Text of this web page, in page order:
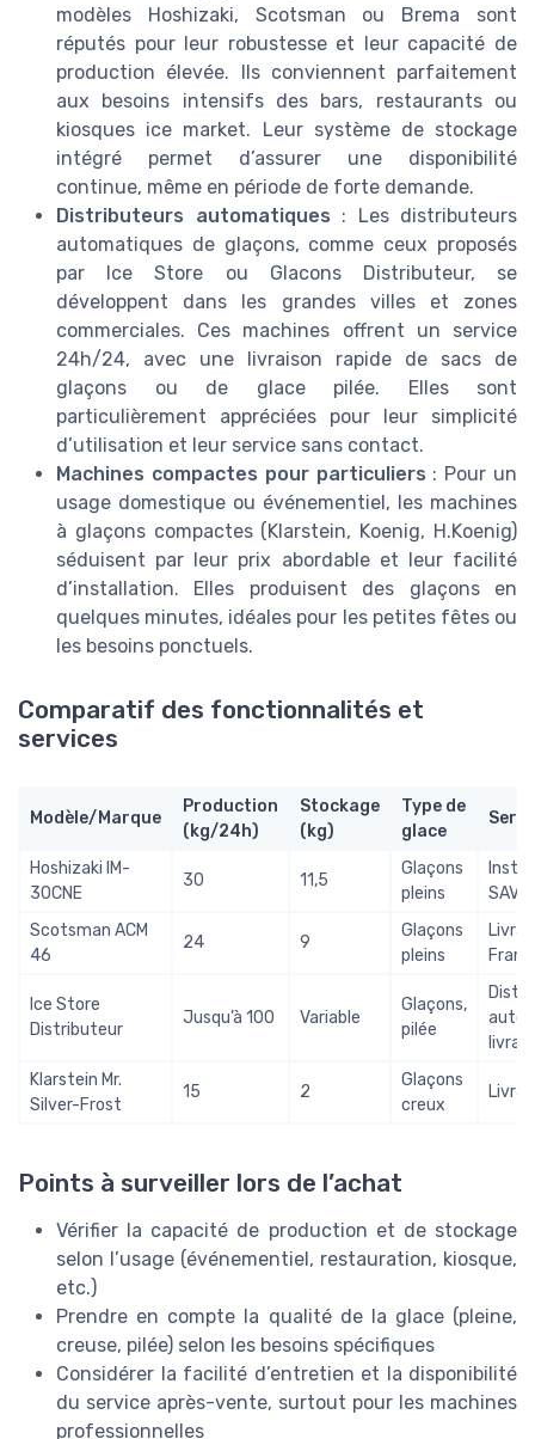
modèles Hoshizaki, Scotsman ou Brema sont
réputés pour leur robustesse et leur capacité de
production élevée. Ils conviennent parfaitement
aux besoins intensifs des bars, restaurants ou
kiosques ice market. Leur système de stockage
intégré permet d’assurer une disponibilité
continue, même en période de forte demande.
Distributeurs automatiques : Les distributeurs
automatiques de glaçons, comme ceux proposés
par Ice Store ou Glacons Distributeur, se
développent dans les grandes villes et zones
commerciales. Ces machines offrent un service
24h/24, avec une livraison rapide de sacs de
glaçons ou de glace pilée. Elles sont
particulièrement appréciées pour leur simplicité
d’utilisation et leur service sans contact.
Machines compactes pour particuliers : Pour un
usage domestique ou événementiel, les machines
à glaçons compactes (Klarstein, Koenig, H.Koenig)
séduisent par leur prix abordable et leur facilité
d’installation. Elles produisent des glaçons en
quelques minutes, idéales pour les petites fêtes ou
les besoins ponctuels.
Comparatif des fonctionnalités et
services
Modèle/Marque
Production
(kg/24h)
Stockage
(kg)
Type de
glace
Hoshizaki IM-
30CNE
30 11,5
Glaçons
pleins
SAV
Scotsman ACM
46
24 9
Glaçons
pleins
Ice Store
Distributeur
Jusqu’à 100 Variable
Glaçons,
pilée
Klarstein Mr.
Silver-Frost
15 2
Glaçons
creux
Points à surveiller lors de l’achat
Vérifier la capacité de production et de stockage
selon l’usage (événementiel, restauration, kiosque,
etc.)
Prendre en compte la qualité de la glace (pleine,
creuse, pilée) selon les besoins spécifiques
Considérer la facilité d’entretien et la disponibilité
du service après-vente, surtout pour les machines
professionnelles